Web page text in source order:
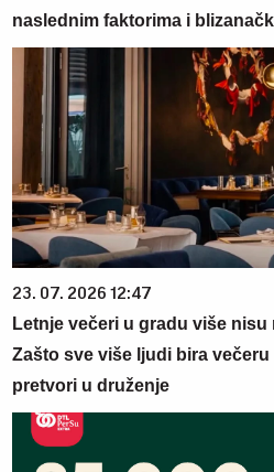
naslednim faktorima i
23. 07. 2026 12:47
Letnje večeri u gradu više nisu
Zašto sve više ljudi bira
pretvori u druženje